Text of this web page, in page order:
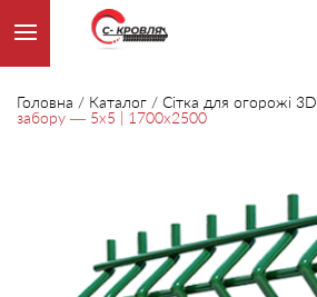
Головна / Каталог / Сітка для огорожі 3D
забору — 5х5 | 1700х2500